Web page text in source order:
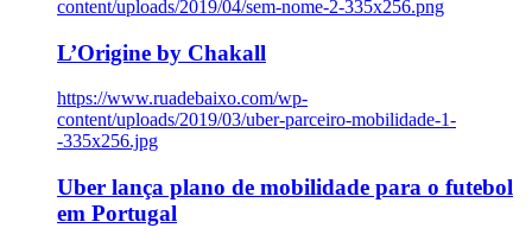
content/uploads/2019/04/sem-nome-2-335x256.png
L’Origine by Chakall
https://www.ruadebaixo.com/wp-
content/uploads/2019/03/uber-parceiro-mobilidade-1-
-335x256.jpg
Uber lança plano de mobilidade para o futebol
em Portugal